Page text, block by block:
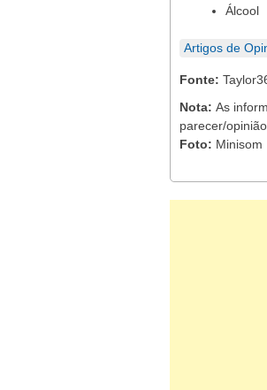
Álcool
Artigos de
Fonte:
Nota: As
parecer/
Foto: Minisom